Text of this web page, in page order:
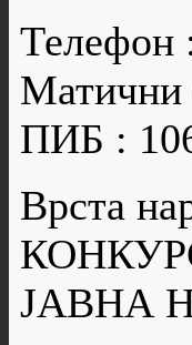
Телефон
Матични
ПИБ :
Врста
ЈАВНА